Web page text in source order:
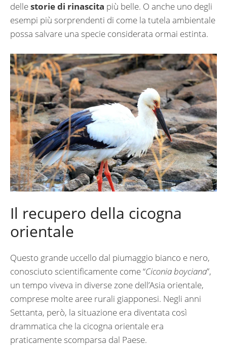
dellestorie di rinascita più belle. O anche uno degli
esempi più sorprendenti di come la tutela ambientale
possa salvare una specie considerata ormai estinta.
Il recupero della cicogna
orientale
Questo grande uccello dal piumaggio bianco e nero,
conosciuto scientificamente come “Ciconia boyciana”,
un tempo viveva in diverse zone dell’Asia orientale,
comprese molte aree rurali giapponesi. Negli anni
Settanta, però, la situazione era diventata così
drammatica che la cicogna orientale era
praticamente scomparsa dal Paese.